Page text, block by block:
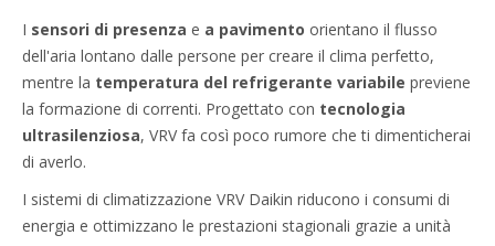
I sensori di presenza e a pavimento orientano il flusso
dell'aria lontano dalle persone per creare il clima perfetto,
mentre la temperatura del refrigerante variabile previene
la formazione di correnti. Progettato con tecnologia
ultrasilenziosa, VRV fa così poco rumore che ti dimenticherai
di averlo.
I sistemi di climatizzazione VRV Daikin riducono i consumi di
energia e ottimizzano le prestazioni stagionali grazie a unità